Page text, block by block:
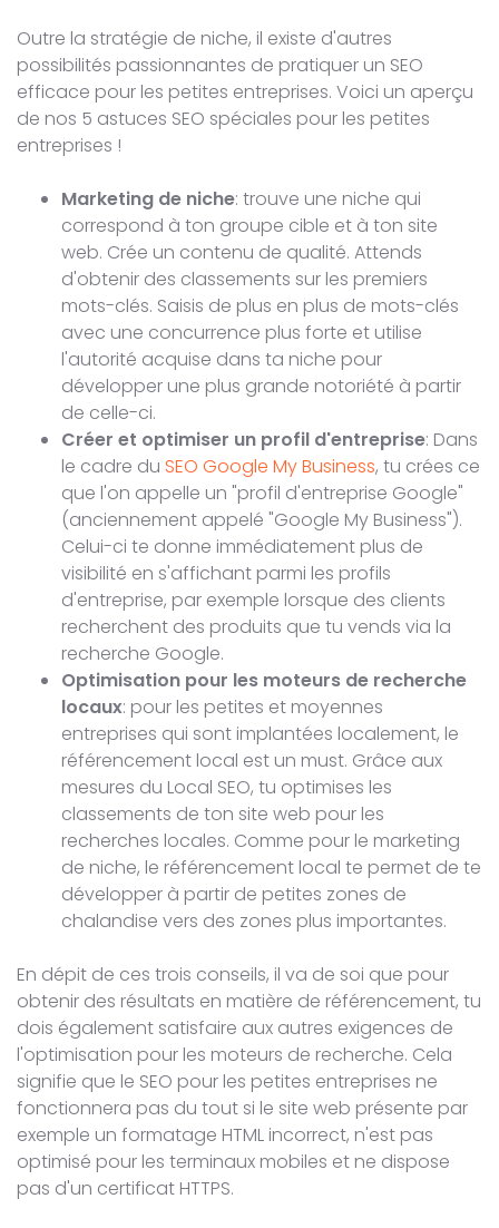
Outre la stratégie de niche, il existe d'autres
possibilités passionnantes de pratiquer un SEO
efficace pour les petites entreprises. Voici un aperçu
de nos 5 astuces SEO spéciales pour les petites
entreprises !
Marketing de niche: trouve une niche qui
correspond à ton groupe cible et à ton site
web. Crée un contenu de qualité. Attends
d'obtenir des classements sur les premiers
mots-clés. Saisis de plus en plus de mots-clés
avec une concurrence plus forte et utilise
l'autorité acquise dans ta niche pour
développer une plus grande notoriété à partir
de celle-ci.
Créer et optimiser un profil d'entreprise: Dans
le cadre du SEO Google My Business, tu crées ce
que l'on appelle un "profil d'entreprise Google"
(anciennement appelé "Google My Business").
Celui-ci te donne immédiatement plus de
visibilité en s'affichant parmi les profils
d'entreprise, par exemple lorsque des clients
recherchent des produits que tu vends via la
recherche Google.
Optimisation pour les moteurs de recherche
locaux: pour les petites et moyennes
entreprises qui sont implantées localement, le
référencement local est un must. Grâce aux
mesures du Local SEO, tu optimises les
classements de ton site web pour les
recherches locales. Comme pour le marketing
de niche, le référencement local te permet de te
développer à partir de petites zones de
chalandise vers des zones plus importantes.
En dépit de ces trois conseils, il va de soi que pour
obtenir des résultats en matière de référencement, tu
dois également satisfaire aux autres exigences de
l'optimisation pour les moteurs de recherche. Cela
signifie que le SEO pour les petites entreprises ne
fonctionnera pas du tout si le site web présente par
exemple un formatage HTML incorrect, n'est pas
optimisé pour les terminaux mobiles et ne dispose
pas d'un certificat HTTPS.